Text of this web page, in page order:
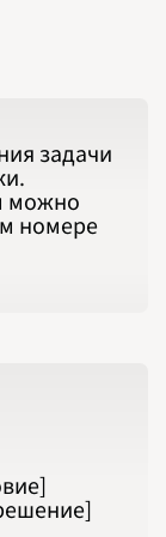
задачи
можно
номере